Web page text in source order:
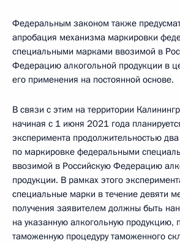
Федеральным законом также
апробация механизма маркировки
специальными марками ввозимой в
Федерацию алкогольной продукции в
его применения на постоянной основе.
В связи с этим на территории
начиная с 1 июня 2021 года
эксперимента продолжительностью
по маркировке федеральными
ввозимой в Российскую Федерацию
продукции. В рамках этого
специальные марки в течение девяти
получения заявителем должны быть
на указанную алкогольную
таможенную процедуру таможенного